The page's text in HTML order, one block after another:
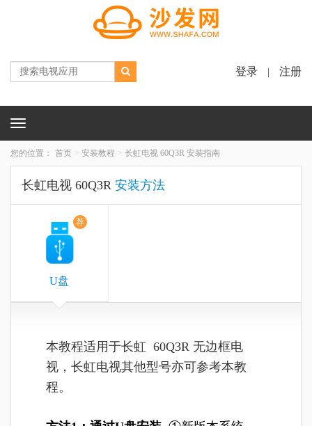
登录 注册
Toggle
您的位置： 首页 安装教程 长虹电视 60Q3R 安装指南
长虹电视 60Q3R 安装方法
荐
U盘
本教程适用于长虹 60Q3R 无边框电
视，长虹电视其他型号亦可参考本教
程。